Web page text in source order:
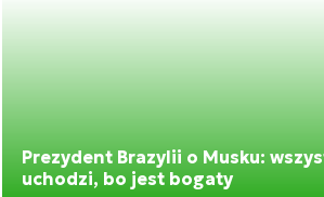
Prezydent Brazylii o Musku:
uchodzi, bo jest bogaty